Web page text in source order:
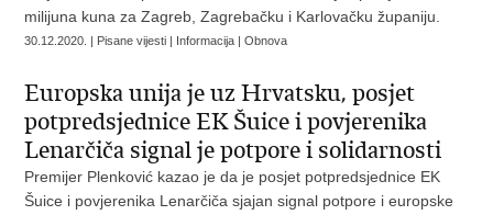
milijuna kuna za Zagreb, Zagrebačku i Karlovačku županiju.
30.12.2020. | Pisane vijesti | Informacija | Obnova
Europska unija je uz Hrvatsku, posjet
potpredsjednice EK Šuice i povjerenika
Lenarčiča signal je potpore i solidarnosti
Premijer Plenković kazao je da je posjet potpredsjednice EK
Šuice i povjerenika Lenarčiča sjajan signal potpore i europske